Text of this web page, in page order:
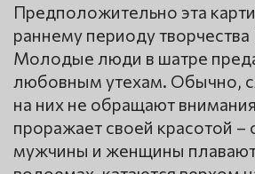
Предположительно эта
раннему периоду творчества
Молодые люди в шатре
любовным утехам. Обычно,
на них не обращают
проражает своей красотой
мужчины и женщины